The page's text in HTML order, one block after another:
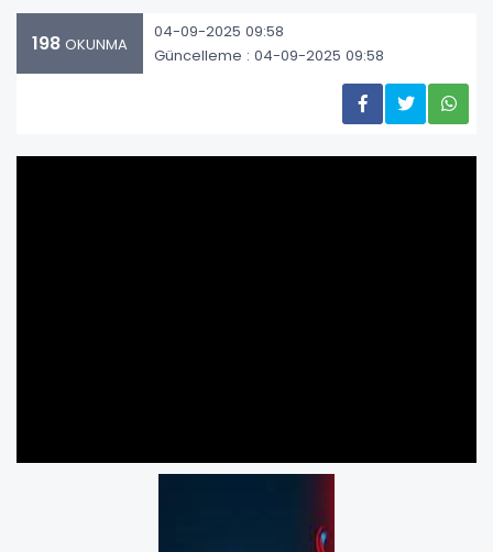
198 OKUNMA
04-09-2025 09:58
Güncelleme : 04-09-2025 09:58